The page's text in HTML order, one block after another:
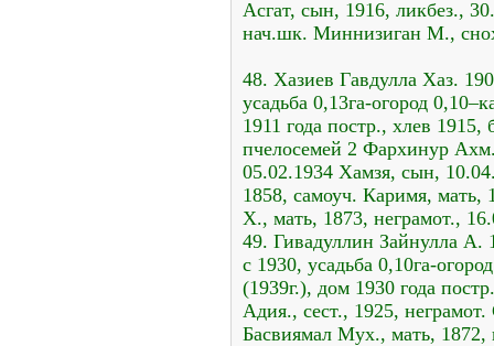
Асгат, сын, 1916, ликбез.,
нач.шк. Миннизиган М.,
48. Хазиев Гавдулла Хаз.
усадьба 0,13га-огород
1911 года постр., хлев 1915,
пчелосемей 2 Фархинур
05.02.1934 Хамзя, сын,
1858, самоуч. Каримя, мать,
Х., мать, 1873, неграмот.,
49. Гивадуллин Зайнулла
с 1930, усадьба 0,10га-
(1939г.), дом 1930 года
Адия., сест., 1925,
Басвиямал Мух., мать, 1872,